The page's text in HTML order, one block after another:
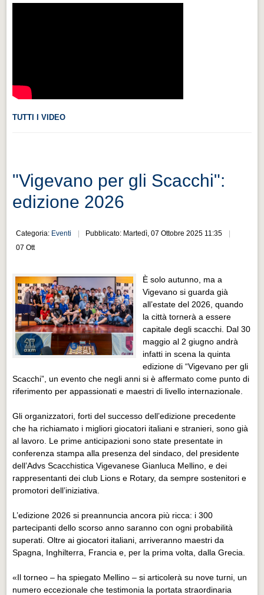
CHI SIAMO
CITTÀ
Guida turistica rapida
Musica e teatro
Distretto industriale
Muoversi a Vigevano
Muoversi a Vigevano
Cultura e turismo 4.0
Cultura e turismo 4.0
PROGETTI
PROGETTI
Progetti Aperti
Progetti Aperti
Progetti Realizzati
Progetti Realizzati
EVENTI
EVENTI
Eventi Vigevano
Eventi Vigevano
Eventi Pavia
Eventi Pavia
TUTTI I VIDEO
"Vigevano per gli Scacchi":
edizione 2026
Categoria: Eventi
Pubblicato: Martedì, 07 Ottobre 2025 11:35
07 Ott
È solo autunno, ma a
Vigevano si guarda già
all’estate del 2026, quando
la città tornerà a essere
capitale degli scacchi. Dal 30
maggio al 2 giugno andrà
infatti in scena la quinta
edizione di “Vigevano per gli
Scacchi”, un evento che negli anni si è affermato come punto di
riferimento per appassionati e maestri di livello internazionale.
Gli organizzatori, forti del successo dell’edizione precedente
che ha richiamato i migliori giocatori italiani e stranieri, sono già
al lavoro. Le prime anticipazioni sono state presentate in
conferenza stampa alla presenza del sindaco, del presidente
dell’Advs Scacchistica Vigevanese Gianluca Mellino, e dei
rappresentanti dei club Lions e Rotary, da sempre sostenitori e
promotori dell’iniziativa.
L’edizione 2026 si preannuncia ancora più ricca: i 300
partecipanti dello scorso anno saranno con ogni probabilità
superati. Oltre ai giocatori italiani, arriveranno maestri da
Spagna, Inghilterra, Francia e, per la prima volta, dalla Grecia.
«Il torneo – ha spiegato Mellino – si articolerà su nove turni, un
numero eccezionale che testimonia la portata straordinaria